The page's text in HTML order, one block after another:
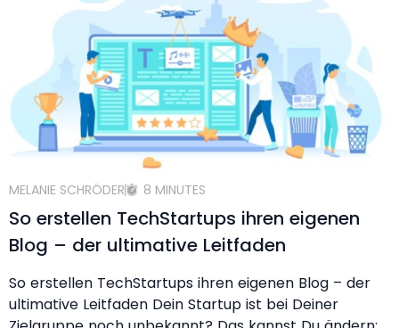
MELANIE SCHRÖDER 8 MINUTES
So erstellen TechStartups ihren eigenen
Blog – der ultimative Leitfaden
So erstellen TechStartups ihren eigenen Blog – der
ultimative Leitfaden Dein Startup ist bei Deiner